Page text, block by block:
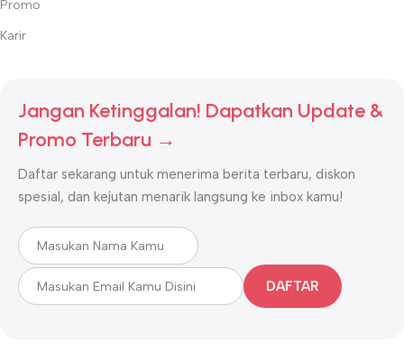
Promo
Karir
Jangan Ketinggalan! Dapatkan Update &
Promo Terbaru →
Daftar sekarang untuk menerima berita terbaru, diskon
spesial, dan kejutan menarik langsung ke inbox kamu!
DAFTAR